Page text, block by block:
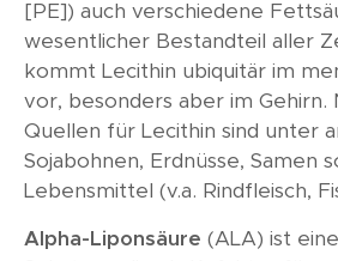
[PE]) auch verschiedene
wesentlicher Bestandteil aller
kommt Lecithin ubiquitär im
vor, besonders aber im Gehirn.
Quellen für Lecithin sind unter
Sojabohnen, Erdnüsse, Samen
Lebensmittel (v.a. Rindfleisch,
Alpha-Liponsäure (ALA) ist